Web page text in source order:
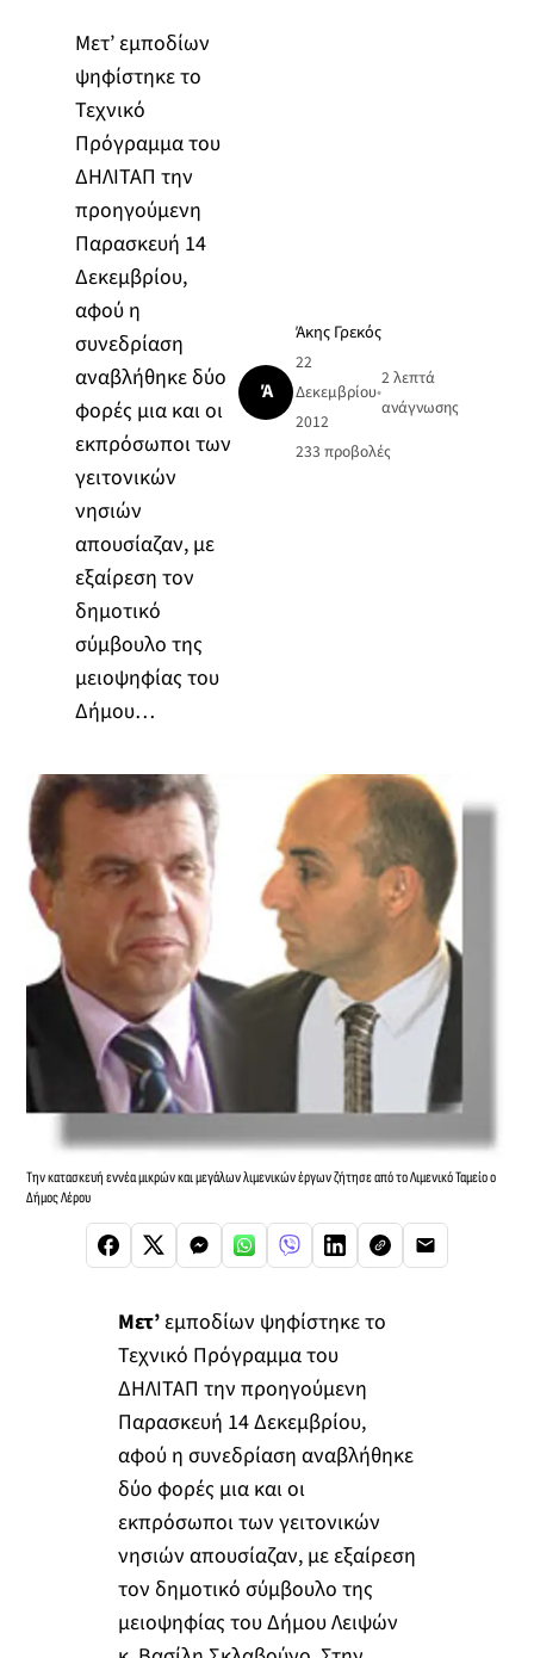
Μετ’ εμποδίων
ψηφίστηκε το
Τεχνικό
Πρόγραμμα του
ΔΗΛΙΤΑΠ την
προηγούμενη
Παρασκευή 14
Δεκεμβρίου,
αφού η
συνεδρίαση
αναβλήθηκε δύο
φορές μια και οι
εκπρόσωποι των
γειτονικών
νησιών
απουσίαζαν, με
εξαίρεση τον
δημοτικό
σύμβουλο της
μειοψηφίας του
Δήμου…
Ά
Άκης Γρεκός
22
Δεκεμβρίου
2012
•
2 λεπτά
ανάγνωσης
233 προβολές
Την κατασκευή εννέα μικρών και μεγάλων λιμενικών έργων ζήτησε από το Λιμενικό Ταμείο ο
Δήμος Λέρου
Μετ’εμποδίων ψηφίστηκε το
Τεχνικό Πρόγραμμα του
ΔΗΛΙΤΑΠ την προηγούμενη
Παρασκευή 14 Δεκεμβρίου,
αφού η συνεδρίαση αναβλήθηκε
δύο φορές μια και οι
εκπρόσωποι των γειτονικών
νησιών απουσίαζαν, με εξαίρεση
τον δημοτικό σύμβουλο της
μειοψηφίας του Δήμου Λειψών